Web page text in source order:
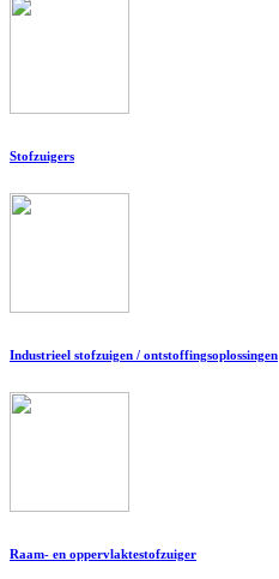
Stofzuigers
Industrieel stofzuigen / ontstoffingsoplossingen
Raam- en oppervlaktestofzuiger